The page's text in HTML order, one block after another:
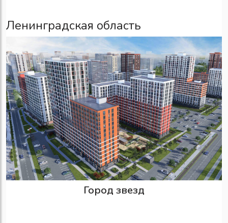
Ленинградская область
Город звезд